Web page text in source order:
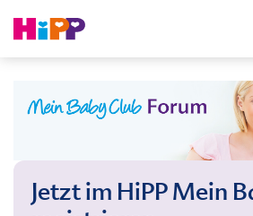
Jetzt im HiPP Mein